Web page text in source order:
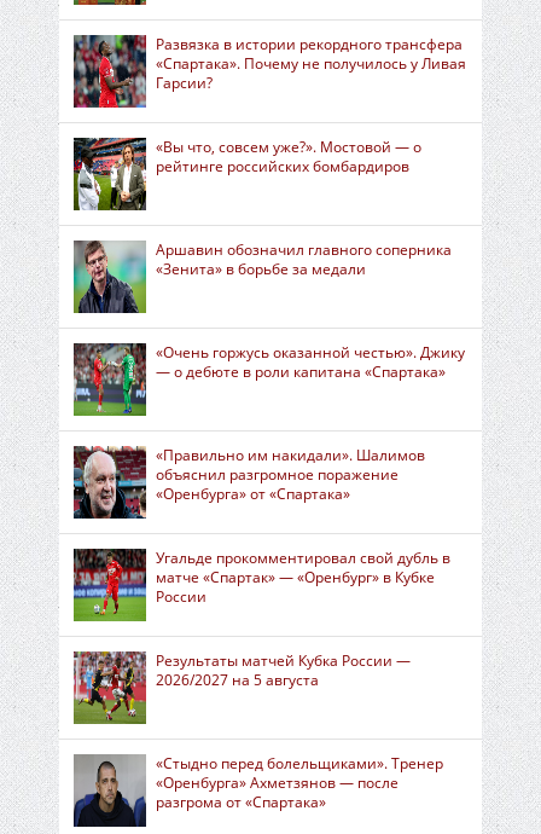
Развязка в истории рекордного трансфера
«Спартака». Почему не получилось у Ливая
Гарсии?
«Вы что, совсем уже?». Мостовой — о
рейтинге российских бомбардиров
Аршавин обозначил главного соперника
«Зенита» в борьбе за медали
«Очень горжусь оказанной честью». Джику
— о дебюте в роли капитана «Спартака»
«Правильно им накидали». Шалимов
объяснил разгромное поражение
«Оренбурга» от «Спартака»
Угальде прокомментировал свой дубль в
матче «Спартак» — «Оренбург» в Кубке
России
Результаты матчей Кубка России —
2026/2027 на 5 августа
«Стыдно перед болельщиками». Тренер
«Оренбурга» Ахметзянов — после
разгрома от «Спартака»